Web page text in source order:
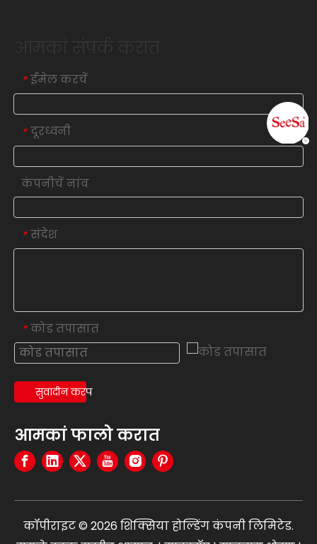
* ईमेल करचें
* दूरध्वनी
कंपनीचें नांव
* संदेश
* कोड तपासात
सुवादीन करप
आमकां फालो करात
कॉपीराइट © 2026 शिक्सिया होल्डिंग कंपनी लिमिटेड.